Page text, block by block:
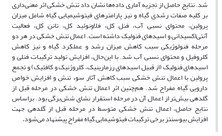
شد. نتایج حاصل از تجزیه آماری داده‌ها نشان داد تنش خشکی اثر معنی‌داری
بر کلیه صفات رشدی گیاه و نیز پارامترهای فیتوشیمیایی گیاه شامل میزان
پرولین، محتوای نسبی آب، فنل کل، فلاونوئید کل، تانن کل، فعالیت
آنتی‌اکسیدانی و اسیدهای فنولیک داشته است. اعمال تنش خشکی در هر دو
مرحله فنولوژیکی سبب کاهش میزان رشد و عملکرد گیاه و نیز کاهش
کلروفیل و محتوای نسبی آب شد. با این‌حال، افزایش تولید ترکیبات فنلی و
اسیدهای فنولیک (از قبیل اسیدهای رزمارینیک، کلروژنیک و کافئیک) و تجمع
پرولین با اعمال تنش خشکی سبب کاهش آثار سوء تنش و افزایش خواص
دارویی گیاه مفراح شد. هم‌چنین اثر اعمال تنش خشکی در مرحله قبل از
گلدهی بیش‌تر از اعمال آن در مرحله استقرار نشای شش‌برگی بود. براساس
نتایج حاصل، اعمال تنش خشکی متوسط در مرحله قبل از گلدهی جهت
افزایش بیوسنتز برخی ترکیبات فیتوشیمایی گیاه مفراح پیشنهاد می‌شود.